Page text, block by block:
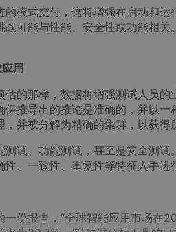
式交付，这将增强在启动和运
可能与性能、安全性或功能相
用
那样，数据将增强测试人员的
推导出的推论是准确的，并以
并被分解为精确的集群，以获得
、功能测试，甚至是安全测试
、一致性、重复性等特征入手进
报告，“全球智能应用市场在